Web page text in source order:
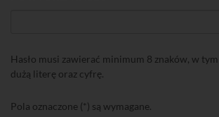
Hasło musi zawierać minimum 8 znaków, w
dużą literę oraz cyfrę.
Pola oznaczone (*) są wymagane.